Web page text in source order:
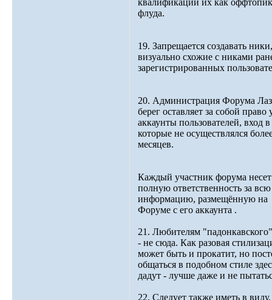
квалификации их как
флуда.
19. Запрещается создавать ники,
визуально схожие с никами
зарегистрированных
20. Администрация Форума
берег оставляет за собой право
аккаунты пользователей, вход в
которые не осуществлялся
месяцев.
Каждый участник форума несет
полную ответственность за всю
информацию, размещённую на
Форуме с его аккаунта .
21. Любителям
- не сюда. Как разовая
может быть и прокатит, но
общаться в подобном стиле
дадут - лучше даже и не
22. Следует также иметь в